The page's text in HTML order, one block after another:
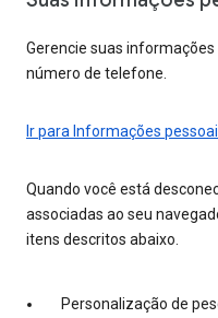
Gerencie suas
número de telefone.
Ir para Informações
Quando você está
associadas ao seu
itens descritos abaixo.
Personalização de